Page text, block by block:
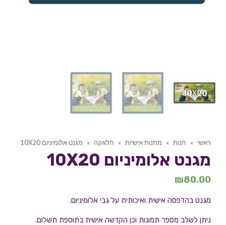
ראשי » חנות » מתנות אישיות » חלאקה » מגנט אלומיניום 10X20
מגנט אלומיניום 10X20
₪80.00
מגנט בהדפסה אישית ואיכותית על גבי אלומיניום.
ניתן לשלב מספר תמונות וכן הקדשה אישית בתוספת תשלום.